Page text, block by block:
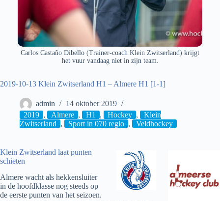
Carlos Castaño Dibello (Trainer-coach Klein Zwitserland) krijgt
het vuur vandaag niet in zijn team.
2019-10-13 Klein Zwitserland H1 – Almere H1 [1-1]
admin
14 oktober 2019
2019 , Almere , H1 , Hockey ,
Klein
Zwitserland , Sport in 070 regio , Veldhockey
Klein Zwitserland laat punten
schieten
Almere wacht als hekkensluiter
in de hoofdklasse nog steeds op
de eerste punten van het seizoen.